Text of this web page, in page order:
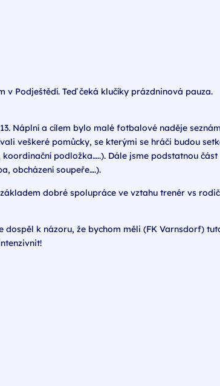
v Podještědí. Teď čeká klučíky prázdninová pauza.
Náplní a cílem bylo malé fotbalové naděje
veškeré pomůcky, se kterými se hráči budou
podložka…..). Dále jsme podstatnou část
obcházení soupeře….).
dobré spolupráce ve vztahu trenér vs
k názoru, že bychom měli (FK Varnsdorf)